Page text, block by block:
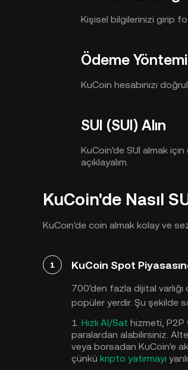
Kişisel bilgilerinizi girip
Ödeme
KuCoin hesabınızı
SUI (SUI) Alın
KuCoin'de SUI almak
açıklayalım.
KuCoin'de Nasıl
KuCoin'de coin almak kolay ve
1 KuCoin Spot
700'den fazla dijital
popüler yerdir. Şu şekilde
1. Hızlı Al/Sat hizmeti, P2P
paralardan alabilirsiniz.
veya borsadan KuCoin'e
çünkü kripto yatırmayı